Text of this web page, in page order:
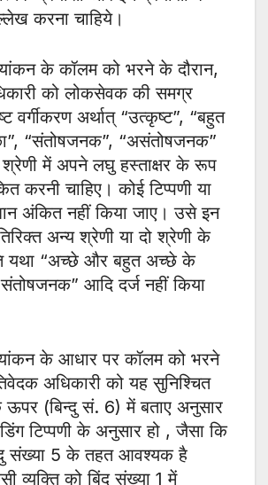
करना चाहिये।
के कॉलम को भरने के दौरान,
को लोकसेवक की समग्र
वर्गीकरण अर्थात् “उत्कृष्ट”, “बहुत
“संतोषजनक”, “असंतोषजनक”
में अपने लघु हस्ताक्षर के रूप
करनी चाहिए। कोई टिप्पणी या
अंकित नहीं किया जाए। उसे इन
अन्य श्रेणी या दो श्रेणी के
यथा “अच्छे और बहुत अच्छे के
आदि दर्ज नहीं किया
के आधार पर कॉलम को भरने
अधिकारी को यह सुनिश्चित
ऊपर (बिन्दु सं. 6) में बताए अनुसार
टिप्पणी के अनुसार हो , जैसा कि
संख्या 5 के तहत आवश्यक है
व्यक्ति को बिंदु संख्या 1 में